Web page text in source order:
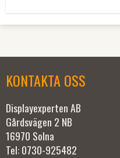
KONTAKTA OSS
Displayexperten AB
Gårdsvägen 2 NB
16970 Solna
Tel: 0730-925482